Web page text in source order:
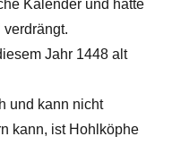
Kalender und hatte
verdrängt.
Jahr 1448 alt
und kann nicht
kann, ist Hohlköphe